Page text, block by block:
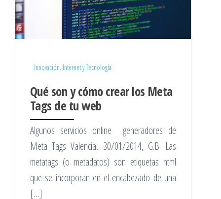
Innovación, Internet y Tecnología
Qué son y cómo crear los Meta
Tags de tu web
Algunos servicios online generadores de
Meta Tags Valencia, 30/01/2014, G.B. Las
metatags (o metadatos) son etiquetas html
que se incorporan en el encabezado de una
[…]